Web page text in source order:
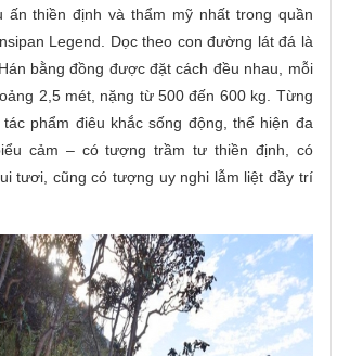
ấn thiền định và thẩm mỹ nhất trong quần
Legend. Dọc theo con đường lát đá là
bằng đồng được đặt cách đều nhau, mỗi
2,5 mét, nặng từ 500 đến 600 kg. Từng
phẩm điêu khắc sống động, thể hiện đa
cảm – có tượng trầm tư thiền định, có
tươi, cũng có tượng uy nghi lẫm liệt đầy trí